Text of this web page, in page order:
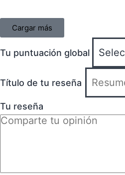
Cargar más
Tu puntuación global
Título de tu reseña
Tu reseña